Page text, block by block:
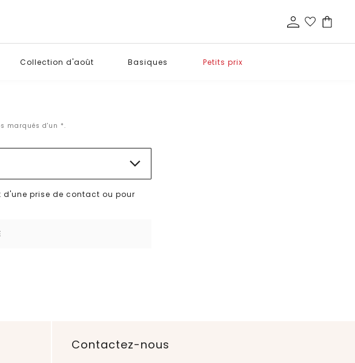
Collection d'août Basiques Petits prix
marqués d'un *.
d'une prise de contact ou pour
Contactez-nous